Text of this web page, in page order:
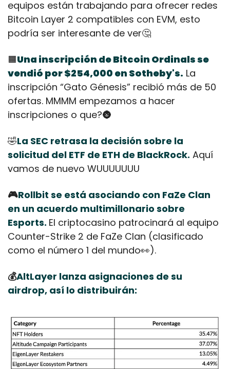
equipos están trabajando para ofrecer redes
Bitcoin Layer 2 compatibles con EVM, esto
podría ser interesante de ver🤔
🟧Una inscripción de Bitcoin Ordinals se
vendió por $254,000 en Sotheby's. La
inscripción “Gato Génesis” recibió más de 50
ofertas. MMMM empezamos a hacer
inscripciones o que?🌚
🤣La SEC retrasa la decisión sobre la
solicitud del ETF de ETH de BlackRock. Aquí
vamos de nuevo WUUUUUUU
🎮Rollbit se está asociando con FaZe Clan
en un acuerdo multimillonario sobre
Esports. El criptocasino patrocinará al equipo
Counter-Strike 2 de FaZe Clan (clasificado
como el número 1 del mundo👀).
💰AltLayer lanza asignaciones de su
airdrop, así lo distribuirán: